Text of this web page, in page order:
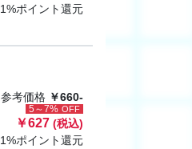
1%ポイント還元
参考価格 ￥660-
5～7% OFF
￥627 (税込)
1%ポイント還元